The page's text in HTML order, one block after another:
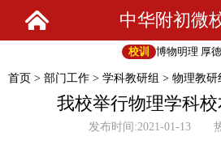
中华附初微
校训 博物明理 厚
首页 > 部门工作 > 学科教研组 > 物理教研
我校举行物理学科
发布时间:2021-01-13